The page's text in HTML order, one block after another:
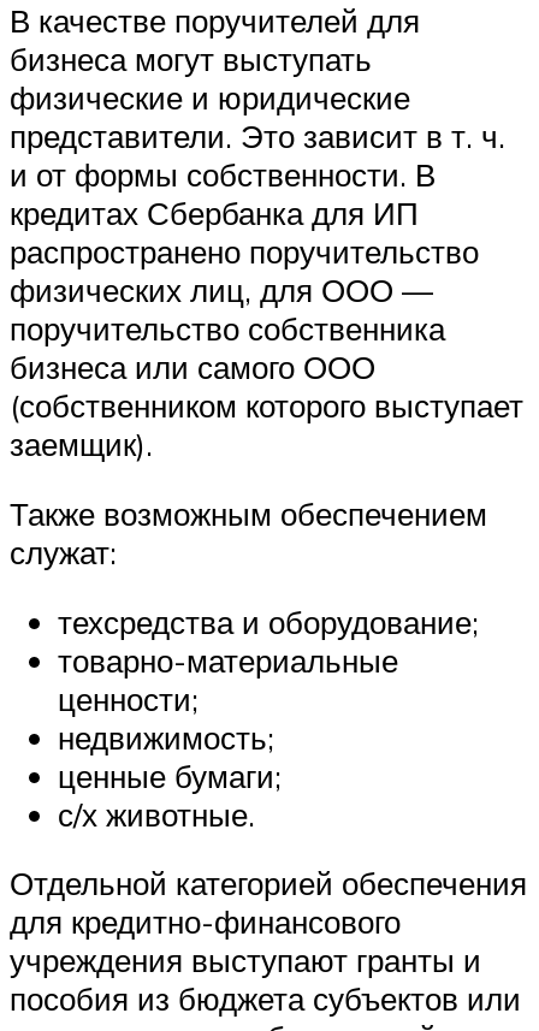
В качестве поручителей для
бизнеса могут выступать
физические и юридические
представители. Это зависит в т. ч.
и от формы собственности. В
кредитах Сбербанка для ИП
распространено поручительство
физических лиц, для ООО —
поручительство собственника
бизнеса или самого ООО
(собственником которого выступает
заемщик).
Также возможным обеспечением
служат:
техсредства и оборудование;
товарно-материальные
ценности;
недвижимость;
ценные бумаги;
с/х животные.
Отдельной категорией обеспечения
для кредитно-финансового
учреждения выступают гранты и
пособия из бюджета субъектов или